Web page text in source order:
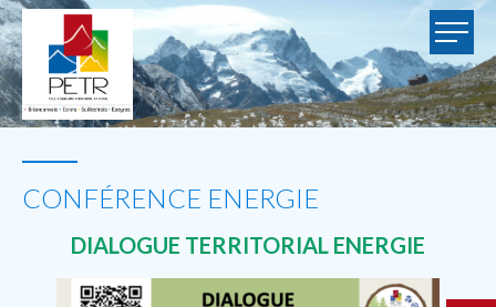
CONFÉRENCE ENERGIE
DIALOGUE TERRITORIAL ENERGIE